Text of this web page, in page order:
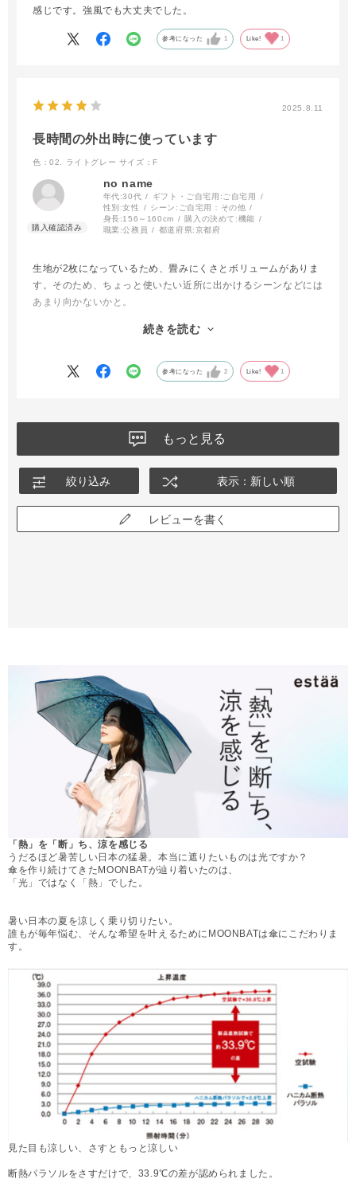
感じです。強風でも大丈夫でした。
参考になった 1 Like! 1
2025.8.11
長時間の外出時に使っています
色：02. ライトグレー サイズ：F
no name
年代:30代 ギフト・ご自宅用:ご自宅用
性別:女性 シーン: ご自宅用：その他
身長:156～160cm 購入の決めて:機能
職業:公務員 都道府県:京都府
生地が2枚になっているため、畳みにくさとボリュームがありま
す。そのため、ちょっと使いたい近所に出かけるシーンなどには
あまり向かないかと。
の方が暑さは感じにくいように思います。色はライトグレーとい
続きを読む
参考になった 2 Like! 1
もっと見る
絞り込み 表示：新しい順
レビューを書く
「熱」を「断」ち、涼を感じる
うだるほど暑苦しい日本の猛暑。本当に遮りたいものは光ですか？
傘を作り続けてきたMOONBATが辿り着いたのは、
「光」ではなく「熱」でした。
暑い日本の夏を涼しく乗り切りたい。
誰もが毎年悩む、そんな希望を叶えるためにMOONBATは傘にこだわりま
す。
見た目も涼しい、さすともっと涼しい
断熱パラソルをさすだけで、33.9℃の差が認められました。